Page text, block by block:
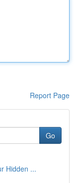
Report Page
Go
Hidden ...